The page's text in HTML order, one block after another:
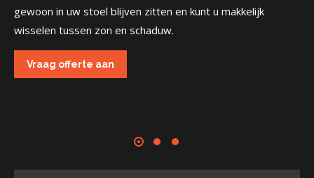
gewoon in uw stoel blijven zitten en kunt u makkelijk
wisselen tussen zon en schaduw.
Vraag offerte aan